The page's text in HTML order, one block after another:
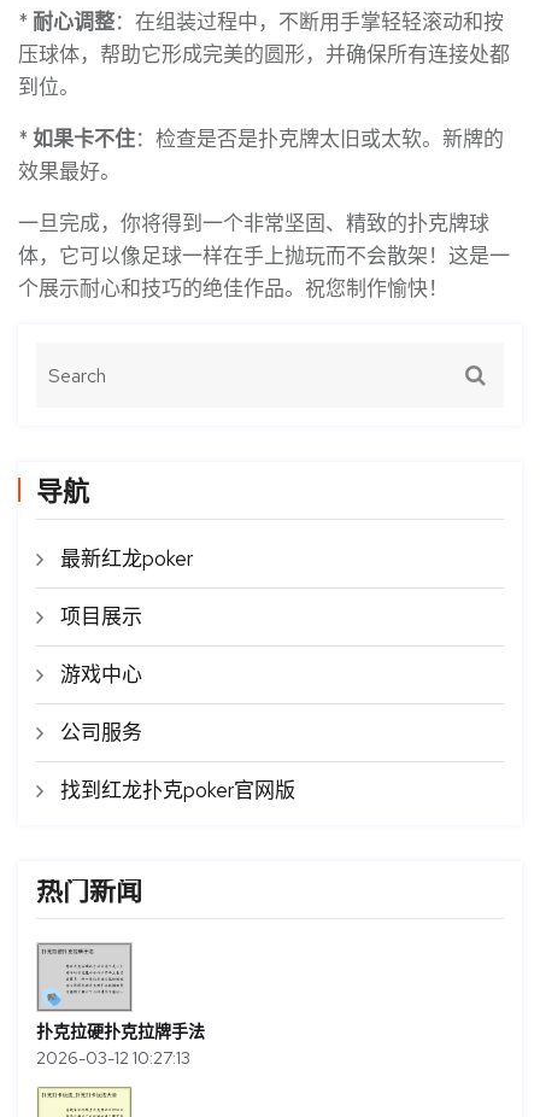
* 耐心调整：在组装过程中，不断用手掌轻轻滚动和按
压球体，帮助它形成完美的圆形，并确保所有连接处都
到位。
* 如果卡不住：检查是否是扑克牌太旧或太软。新牌的
效果最好。
一旦完成，你将得到一个非常坚固、精致的扑克牌球
体，它可以像足球一样在手上抛玩而不会散架！这是一
个展示耐心和技巧的绝佳作品。祝您制作愉快！
导航
最新红龙poker
项目展示
游戏中心
公司服务
找到红龙扑克poker官网版
热门新闻
扑克拉硬扑克拉牌手法
2026-03-12 10:27:13